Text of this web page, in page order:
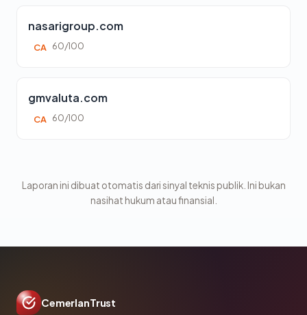
nasarigroup.com
CA 60/100
gmvaluta.com
CA 60/100
Laporan ini dibuat otomatis dari sinyal teknis publik. Ini bukan
nasihat hukum atau finansial.
CemerlanTrust